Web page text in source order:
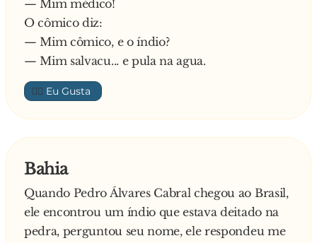
— Mim médico!
O cômico diz:
— Mim cômico, e o índio?
— Mim salvacu... e pula na agua.
👍🏼
Bahia
Quando Pedro Álvares Cabral chegou ao Brasil,
ele encontrou um índio que estava deitado na
pedra, perguntou seu nome, ele respondeu me